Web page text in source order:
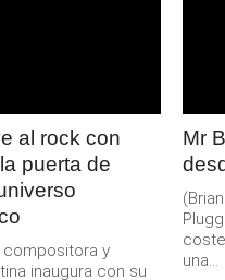
al rock con
puerta de
compositora y
inaugura con su
Mr
una...